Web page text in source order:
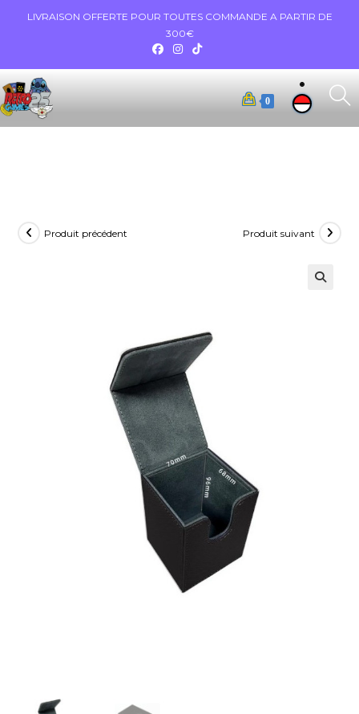
LIVRAISON OFFERTE POUR TOUTES COMMANDE A PARTIR DE
300€
0
Produit précédent Produit suivant